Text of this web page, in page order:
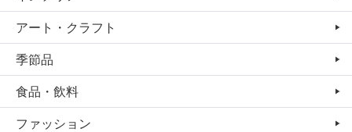
アート・クラフト
季節品
食品・飲料
ファッション